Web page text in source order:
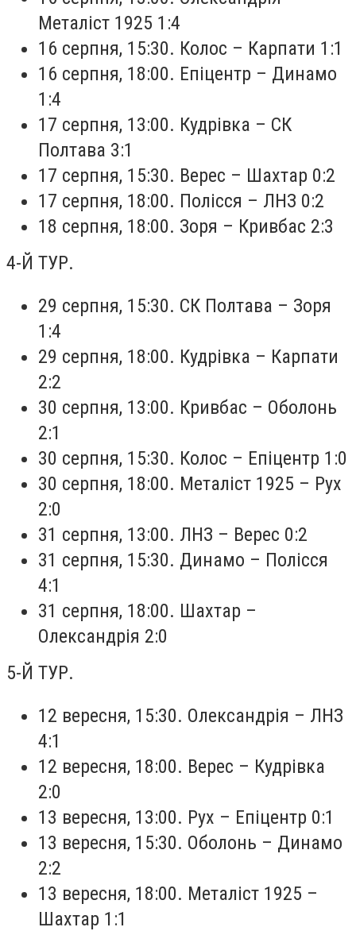
Металіст 1925 1:4
16 серпня, 15:30. Колос – Карпати 1:1
16 серпня, 18:00. Епіцентр – Динамо
1:4
17 серпня, 13:00. Кудрівка – СК
Полтава 3:1
17 серпня, 15:30. Верес – Шахтар 0:2
17 серпня, 18:00. Полісся – ЛНЗ 0:2
18 серпня, 18:00. Зоря – Кривбас 2:3
4-Й ТУР.
29 серпня, 15:30. СК Полтава – Зоря
1:4
29 серпня, 18:00. Кудрівка – Карпати
2:2
30 серпня, 13:00. Кривбас – Оболонь
2:1
30 серпня, 15:30. Колос – Епіцентр 1:0
30 серпня, 18:00. Металіст 1925 – Рух
2:0
31 серпня, 13:00. ЛНЗ – Верес 0:2
31 серпня, 15:30. Динамо – Полісся
4:1
31 серпня, 18:00. Шахтар –
Олександрія 2:0
5-Й ТУР.
12 вересня, 15:30. Олександрія – ЛНЗ
4:1
12 вересня, 18:00. Верес – Кудрівка
2:0
13 вересня, 13:00. Рух – Епіцентр 0:1
13 вересня, 15:30. Оболонь – Динамо
2:2
13 вересня, 18:00. Металіст 1925 –
Шахтар 1:1